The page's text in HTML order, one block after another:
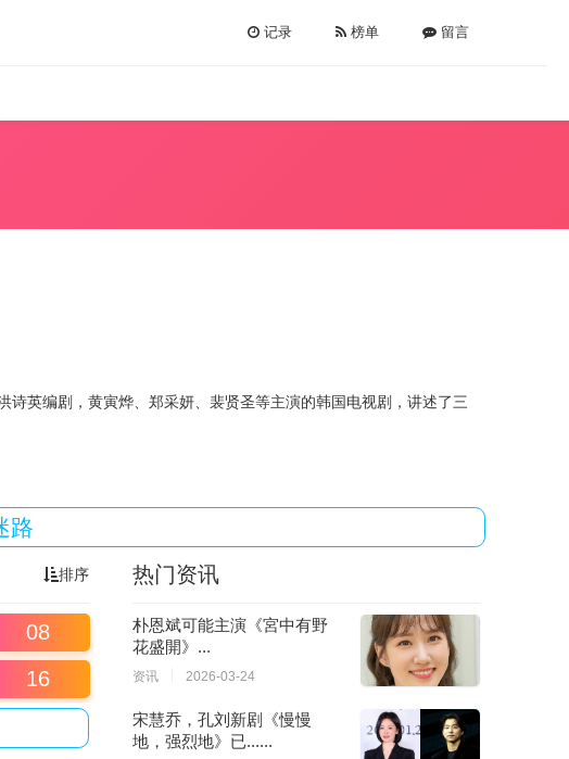
记录 榜单 留言
英编剧，黄寅烨、郑采妍、裴贤圣等主演的韩国电视剧，讲述了三
路
排序
08
16
热门资讯
朴恩斌可能主演《宮中有野
花盛開》...
资讯 2026-03-24
宋慧乔，孔刘新剧《慢慢
地，强烈地》已......